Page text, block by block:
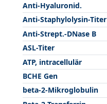
Anti-Hyaluronid.
Anti-Staphylolysin-Titer
Anti-Strept.-DNase B
ASL-Titer
ATP, intracellulär
BCHE Gen
beta-2-Mikroglobulin